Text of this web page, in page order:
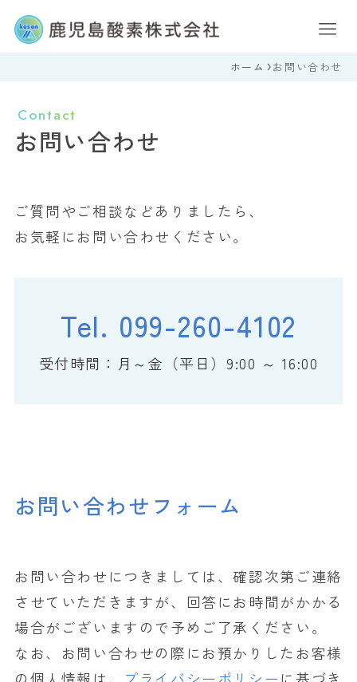
ホーム お問い合わせ
お問い合わせ
Contact
ご質問やご相談などありましたら、
お気軽にお問い合わせください。
Tel. 099-260-4102
受付時間：月～金（平日）9:00 ～ 16:00
お問い合わせフォーム
お問い合わせにつきましては、確認次第ご連絡
させていただきますが、回答にお時間がかかる
場合がございますので予めご了承ください。
なお、お問い合わせの際にお預かりしたお客様
の個人情報は、
プライバシーポリシーに基づき